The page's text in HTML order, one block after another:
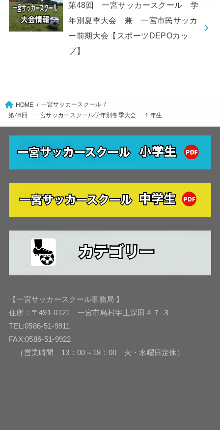
第48回 一宮サッカースクール 学
年別夏季大会 兼 一宮市民サッカ
ー前期大会【スポーツDEPOカッ
プ】
HOME
一宮サッカースクール
第46回 一宮サッカースクール学年別冬季大会 １年生
【一宮サッカースクール事務局 】
住所：〒491-0121 一宮市島村字上深田４７-３
TEL:0586-51-9911
FAX:0586-51-9922
（営業時間 13：00～18：00 火・水曜日定休）